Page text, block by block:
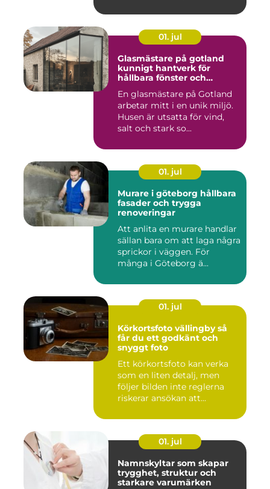
01. jul
Glasmästare på gotland
kunnigt hantverk för
hållbara fönster och
En glasmästare på Gotland
arbetar mitt i en unik miljö.
Husen är utsatta för vind,
salt och stark so...
01. jul
Murare i göteborg hållbara
fasader och trygga
renoveringar
Att anlita en murare handlar
sällan bara om att laga några
sprickor i väggen. För
många i Göteborg ä...
01. jul
Körkortsfoto vällingby så
får du ett godkänt och
snyggt foto
Ett körkortsfoto kan verka
som en liten detalj, men
följer bilden inte reglerna
riskerar ansökan att...
01. jul
Namnskyltar som skapar
trygghet, struktur och
starkare varumärken